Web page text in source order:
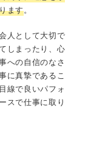
ます。
人として大切で
しまったり、心
への自信のなさ
に真摯であるこ
線で良いパフォ
スで仕事に取り